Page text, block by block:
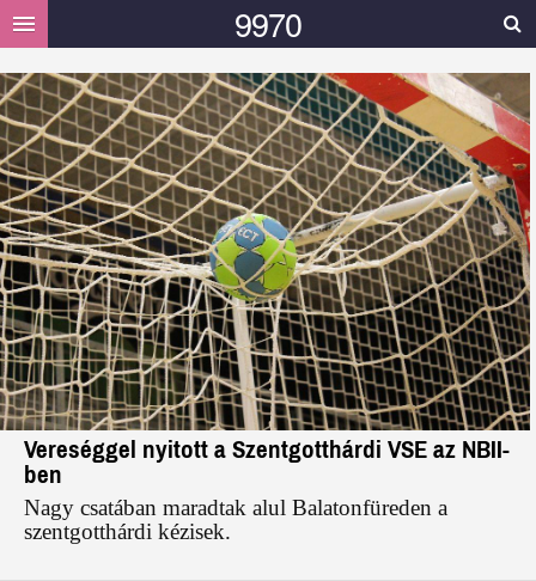
9970
HELYI
HÍREK
MÁSOK MONDTÁK
GALÉRIA
VIDEÓ
TÁMOGATÁS
Vereséggel nyitott a Szentgotthárdi VSE az NBII-
ben
Nagy csatában maradtak alul Balatonfüreden a
szentgotthárdi kézisek.